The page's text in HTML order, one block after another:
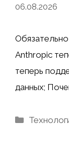
06.08.2026
Anthropic
теперь
данных;
Рубрики